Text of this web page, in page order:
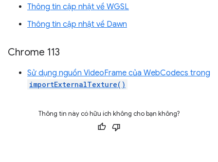
Thông tin cập nhật về WGSL
Thông tin cập nhật về Dawn
Chrome 113
Sử dụng nguồn VideoFrame của WebCodecs trong
importExternalTexture()
Thông tin này có hữu ích không cho bạn không?